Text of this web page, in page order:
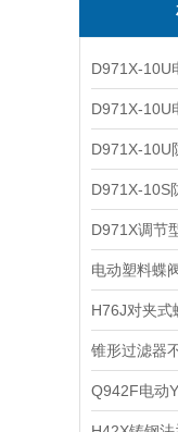
电动塑料蝶